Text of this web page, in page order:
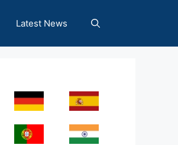
Latest News